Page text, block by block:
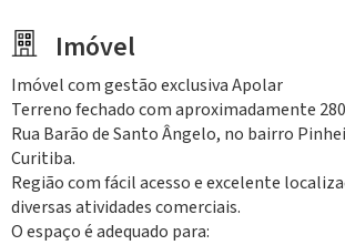
Imóvel
Imóvel com gestão exclusiva Apolar
Terreno fechado com aproximadamente
Rua Barão de Santo Ângelo, no bairro
Curitiba.
Região com fácil acesso e excelente
diversas atividades comerciais.
O espaço é adequado para: